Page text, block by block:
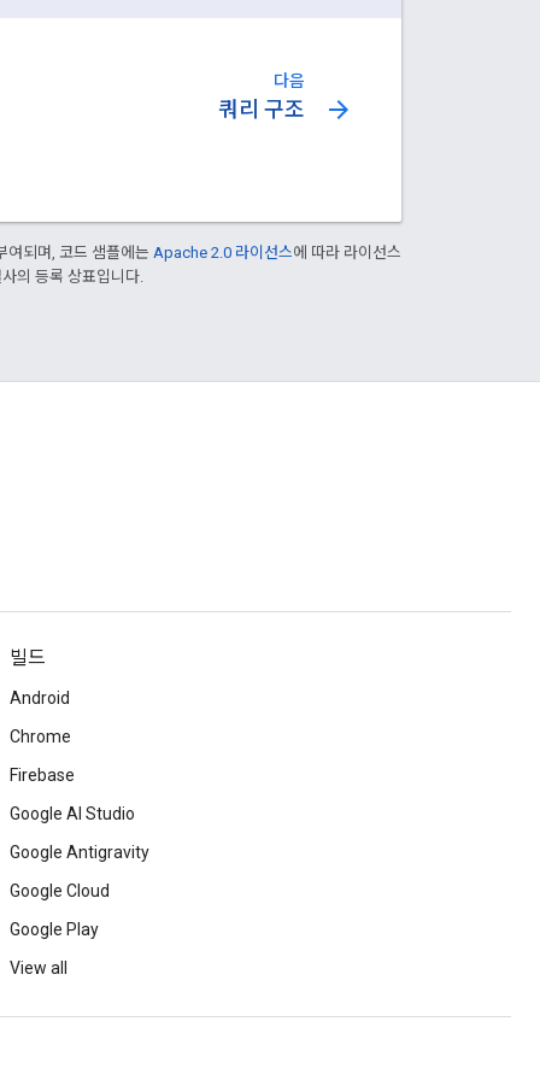
다음
쿼리 구조 arrow_forward
여되며, 코드 샘플에는 Apache 2.0 라이선스에 따라 라이선스
의 등록 상표입니다.
빌드
Android
Chrome
Firebase
Google AI Studio
Google Antigravity
Google Cloud
Google Play
View all